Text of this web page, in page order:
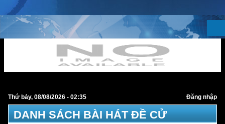
Thứ bảy, 08/08/2026 - 02:35 Đăng nhập
DANH SÁCH BÀI HÁT ĐỀ CỬ